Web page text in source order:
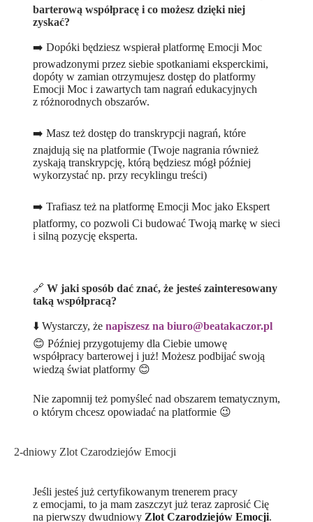
barterową współpracę i co możesz dzięki niej
zyskać?
➡️ Dopóki będziesz wspierał platformę Emocji Moc
prowadzonymi przez siebie spotkaniami eksperckimi,
dopóty w zamian otrzymujesz dostęp do platformy
Emocji Moc i zawartych tam nagrań edukacyjnych
z różnorodnych obszarów.
➡️ Masz też dostęp do transkrypcji nagrań, które
znajdują się na platformie (Twoje nagrania również
zyskają transkrypcję, którą będziesz mógł później
wykorzystać np. przy recyklingu treści)
➡️ Trafiasz też na platformę Emocji Moc jako Ekspert
platformy, co pozwoli Ci budować Twoją markę w sieci
i silną pozycję eksperta.
🔗 W jaki sposób dać znać, że jesteś zainteresowany
taką współpracą?
⬇️ Wystarczy, że napiszesz na biuro@beatakaczor.pl
😊 Później przygotujemy dla Ciebie umowę
współpracy barterowej i już! Możesz podbijać swoją
wiedzą świat platformy 😊
Nie zapomnij też pomyśleć nad obszarem tematycznym,
o którym chcesz opowiadać na platformie 😉
2-dniowy Zlot Czarodziejów Emocji
Jeśli jesteś już certyfikowanym trenerem pracy
z emocjami, to ja mam zaszczyt już teraz zaprosić Cię
na pierwszy dwudniowy Zlot Czarodziejów Emocji.